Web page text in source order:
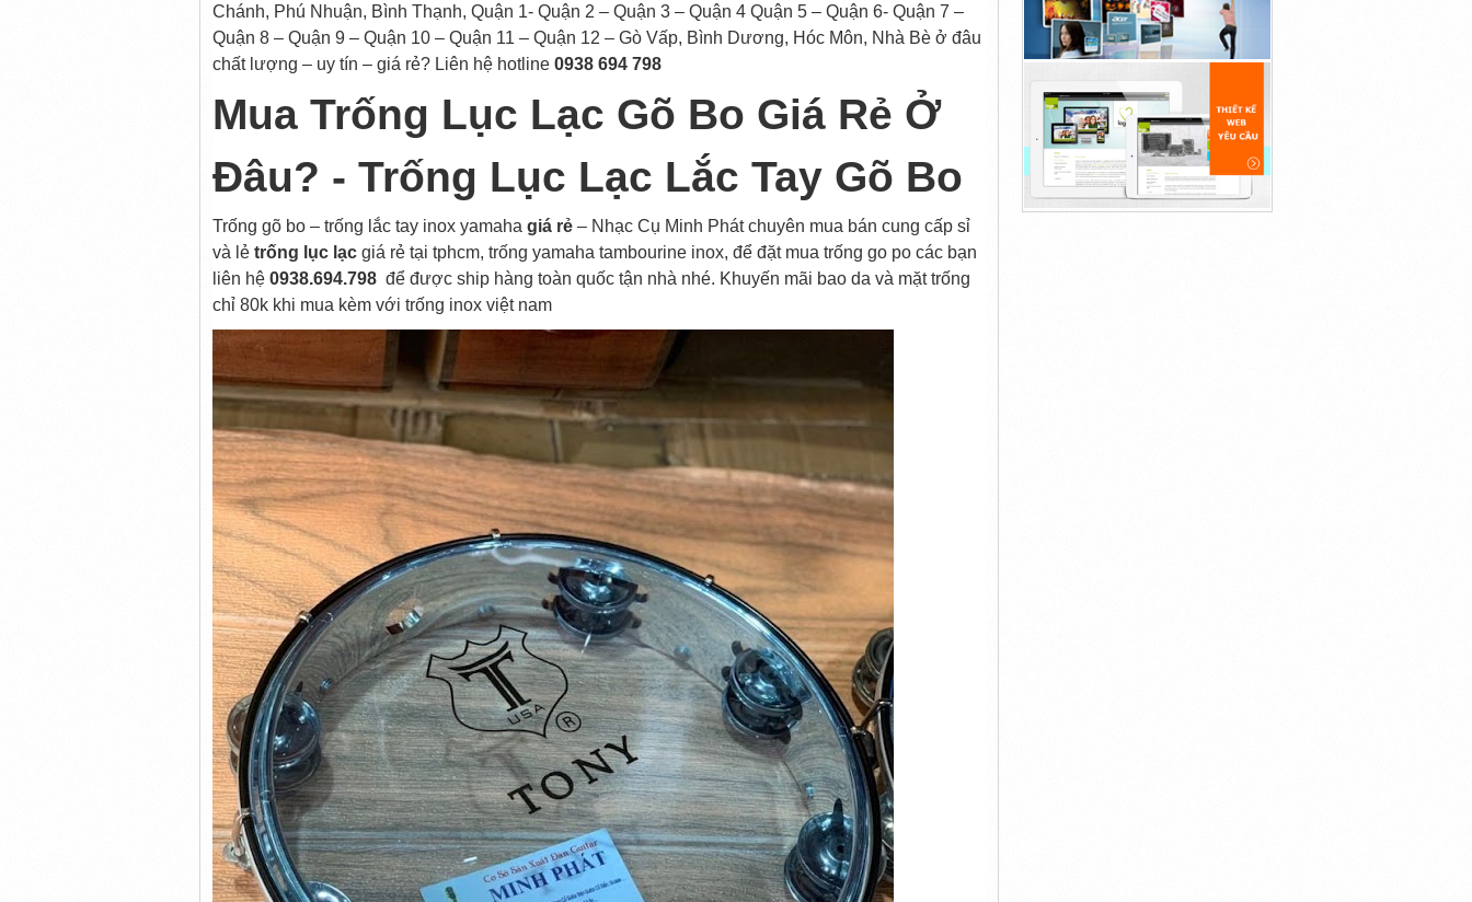
Chánh, Phú Nhuận, Bình Thạnh, Quận 1- Quận 2 – Quận 3 – Quận 4 Quận 5 – Quận 6- Quận 7 –
Quận 8 – Quận 9 – Quận 10 – Quận 11 – Quận 12 – Gò Vấp, Bình Dương, Hóc Môn, Nhà Bè ở đâu
chất lượng – uy tín – giá rẻ? Liên hệ hotline0938 694 798
Mua Trống Lục Lạc Gõ Bo Giá Rẻ Ở
Đâu? - Trống Lục Lạc Lắc Tay Gõ Bo
Trống gõ bo – trống lắc tay inox yamaha giá rẻ– Nhạc Cụ Minh Phát chuyên mua bán cung cấp sỉ
và lẻtrống lục lạcgiá rẻ tại tphcm, trống yamaha tambourine inox, để đặt mua trống go po các bạn
liên hệ 0938.694.798để được ship hàng toàn quốc tận nhà nhé. Khuyến mãi bao da và mặt trống
chỉ 80k khi mua kèm với trống inox việt nam